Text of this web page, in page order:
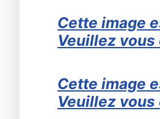
Cette image
Veuillez
Cette image
Veuillez